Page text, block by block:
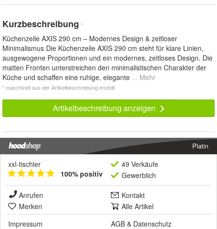
Kurzbeschreibung *
Küchenzeile AXIS 290 cm – Modernes Design & zeitloser
Minimalismus Die Küchenzeile AXIS 290 cm steht für klare Linien,
ausgewogene Proportionen und ein modernes, zeitloses Design. Die
matten Fronten unterstreichen den minimalistischen Charakter der
Küche und schaffen eine ruhige, elegante ... Mehr
* maschinell aus der Artikelbeschreibung erstellt
Artikelbeschreibung anzeigen
Platin
xxl-tischler
100% positiv
49 Verkäufe
Gewerblich
Anrufen
Kontakt
Merken
Alle Artikel
Impressum
AGB & Datenschutz